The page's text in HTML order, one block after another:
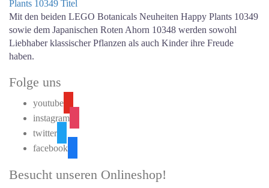
Mit den beiden LEGO Botanicals Neuheiten Happy Plants 10349
sowie dem Japanischen Roten Ahorn 10348 werden sowohl
Liebhaber klassischer Pflanzen als auch Kinder ihre Freude
haben.
Folge uns
youtube
instagram
twitter
facebook
Besucht unseren Onlineshop!